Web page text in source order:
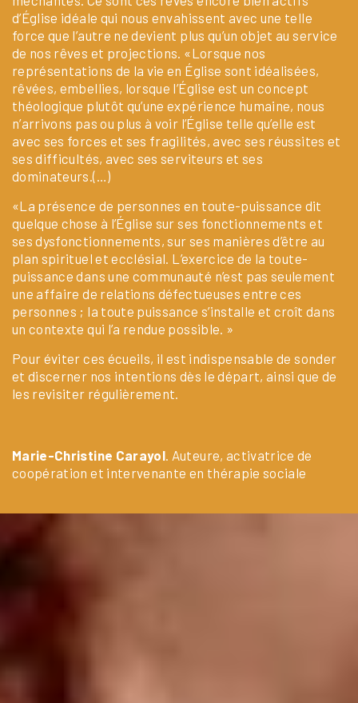
d’Église idéale qui nous envahissent avec une telle
force que l’autre ne devient plus qu’un objet au service
de nos rêves et projections. «Lorsque nos
représentations de la vie en Église sont idéalisées,
rêvées, embellies, lorsque l’Église est un concept
théologique plutôt qu’une expérience humaine, nous
n’arrivons pas ou plus à voir l’Église telle qu’elle est
avec ses forces et ses fragilités, avec ses réussites et
ses difficultés, avec ses serviteurs et ses
dominateurs.(…)
«La présence de personnes en toute-puissance dit
quelque chose à l’Église sur ses fonctionnements et
ses dysfonctionnements, sur ses manières d’être au
plan spirituel et ecclésial. L’exercice de la toute-
puissance dans une communauté n’est pas seulement
une affaire de relations défectueuses entre ces
personnes ; la toute puissance s’installe et croît dans
un contexte qui l’a rendue possible. »
Pour éviter ces écueils, il est indispensable de sonder
et discerner nos intentions dès le départ, ainsi que de
les revisiter régulièrement.
Marie-Christine Carayol . Auteure, activatrice de
coopération et intervenante en thérapie sociale